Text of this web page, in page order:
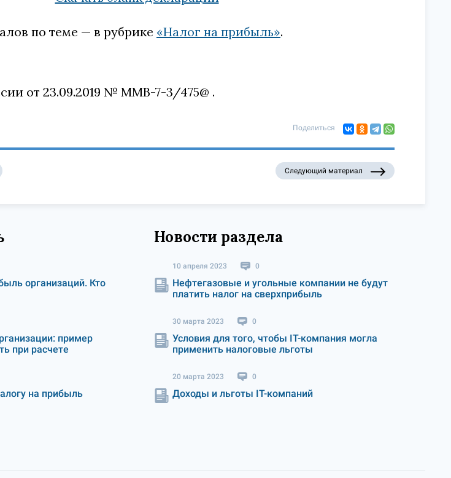
по теме — в рубрике «Налог на прибыль».
от 23.09.2019 № ММВ-7-3/475@
Поделиться
Следующий материал
организаций. Кто
пример
при расчете
на прибыль
Новости раздела
10 апреля 2023 0
Нефтегазовые и угольные компании не будут
платить налог на сверхприбыль
30 марта 2023 0
Условия для того, чтобы IT-компания могла
применить налоговые льготы
20 марта 2023 0
Доходы и льготы IT-компаний